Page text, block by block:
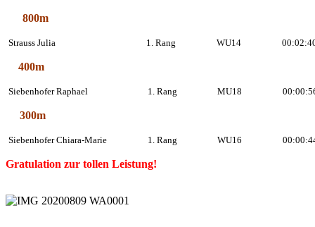
800m
Strauss Julia 1. Rang WU14
400m
Siebenhofer Raphael 1. Rang MU18
300m
Siebenhofer Chiara-Marie 1. Rang WU16
Gratulation zur tollen Leistung!